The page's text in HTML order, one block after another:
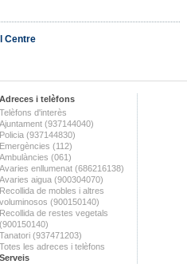
Centre
Adreces i telèfons
Telèfons d'interès
Ajuntament (937144040)
Policia (937144830)
Emergències (112)
Ambulàncies (061)
Avaries enllumenat (686216138)
Avaries aigua (900304070)
Recollida de mobles i altres
voluminosos (900150140)
Recollida de restes vegetals
(900150140)
Tanatori (937471203)
Totes les adreces i telèfons
Serveis